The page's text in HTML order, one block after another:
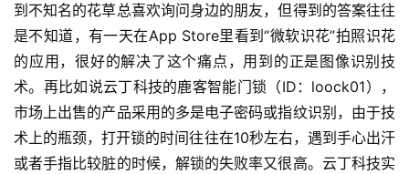
到不知名的花草总喜欢询问身边的朋友，但得到的答案往往
是不知道，有一天在App Store里看到“微软识花”拍照识花
的应用，很好的解决了这个痛点，用到的正是图像识别技
术。再比如说云丁科技的鹿客智能门锁（ID：loock01），
市场上出售的产品采用的多是电子密码或指纹识别，由于技
术上的瓶颈，打开锁的时间往往在10秒左右，遇到手心出汗
或者手指比较脏的时候，解锁的失败率又很高。云丁科技实